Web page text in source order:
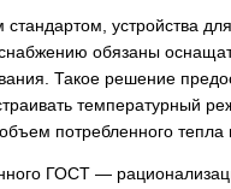
стандартом, устройства
обязаны
Такое решение
температурный
потребленного тепла
ГОСТ —